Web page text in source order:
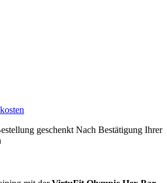
geschenkt Nach Bestätigung Ihrer